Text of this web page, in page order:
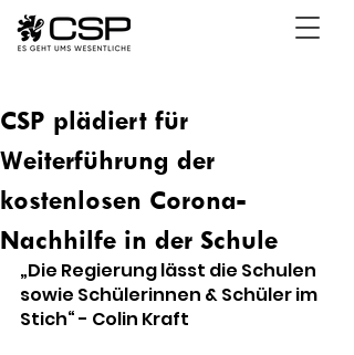
CSP plädiert für
Weiterführung der
kostenlosen Corona-
Nachhilfe in der Schule
„Die Regierung lässt die Schulen
sowie Schülerinnen & Schüler im
Stich“ - Colin Kraft